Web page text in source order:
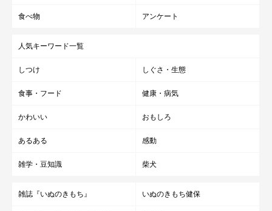
食べ物 アンケート
人気キーワード一覧
しつけ しぐさ・生態
食事・フード 健康・病気
かわいい おもしろ
あるある 感動
雑学・豆知識 柴犬
雑誌『いぬのきもち』 いぬのきもち健保